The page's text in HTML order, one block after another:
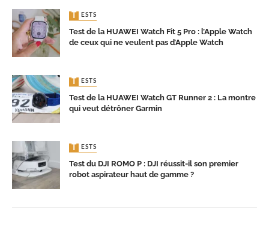
TESTS
Test de la HUAWEI Watch Fit 5 Pro : l’Apple Watch
de ceux qui ne veulent pas d’Apple Watch
TESTS
Test de la HUAWEI Watch GT Runner 2 : La montre
qui veut détrôner Garmin
TESTS
Test du DJI ROMO P : DJI réussit-il son premier
robot aspirateur haut de gamme ?